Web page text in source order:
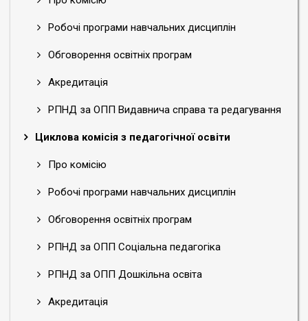
Робочі програми навчальних дисциплін
Обговорення освітніх програм
Акредитація
РПНД за ОПП Видавнича справа та редагування
Циклова комісія з педагогічної освіти
Про комісію
Робочі програми навчальних дисциплін
Обговорення освітніх програм
РПНД за ОПП Соціальна педагогіка
РПНД за ОПП Дошкільна освіта
Акредитація